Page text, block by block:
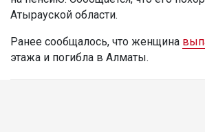
Атырауской области.
Ранее сообщалось, что женщина
этажа и погибла в Алматы.